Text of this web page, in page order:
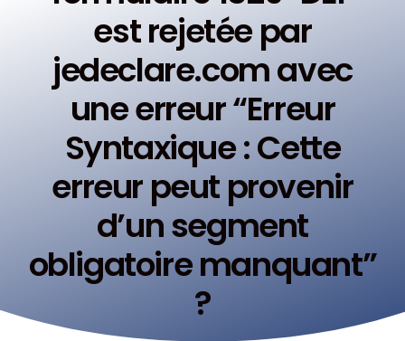
est rejetée par
jedeclare.com avec
une erreur “Erreur
Syntaxique : Cette
erreur peut provenir
d’un segment
obligatoire manquant”
?